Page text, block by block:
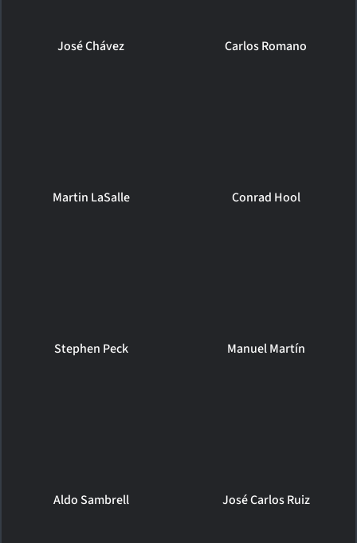
José Chávez Carlos Romano
Martin LaSalle Conrad Hool
Stephen Peck Manuel Martín
Aldo Sambrell José Carlos Ruiz